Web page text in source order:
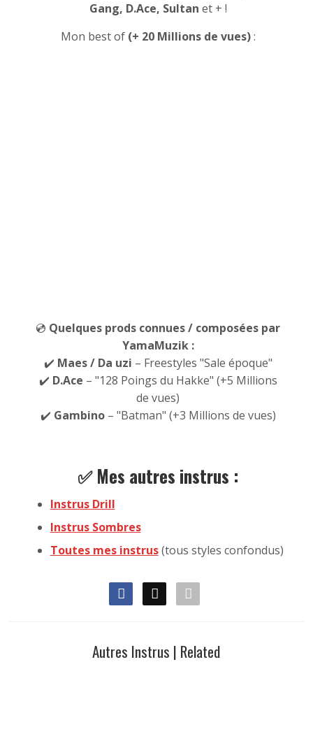
Gang, D.Ace, Sultan et + !
Mon best of(+ 20 Millions de vues):
💿 Quelques prods connues / composées par
YamaMuzik :
✔️ Maes / Da uzi – Freestyles "Sale époque"
✔️ D.Ace – "128 Poings du Hakke" (+5 Millions
de vues)
✔️ Gambino– "Batman" (+3 Millions de vues)
✅ Mes autres instrus :
Instrus Drill
Instrus Sombres
Toutes mes instrus(tous styles confondus)
Autres Instrus | Related